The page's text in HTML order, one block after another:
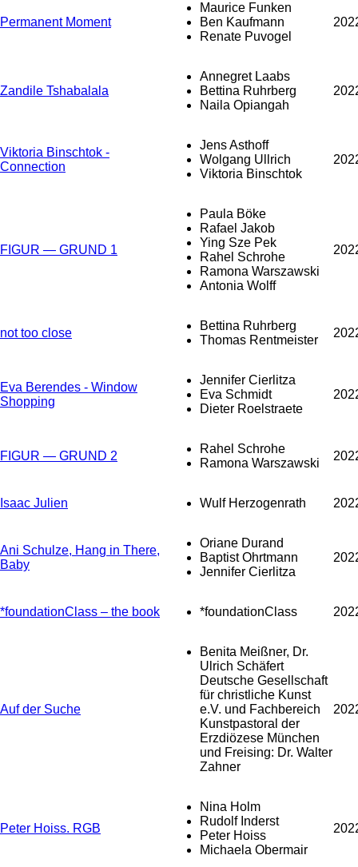
Permanent Moment
Maurice Funken
Ben Kaufmann
Renate Puvogel
Zandile Tshabalala
Annegret Laabs
Bettina Ruhrberg
Naila Opiangah
Viktoria Binschtok -
Connection
Jens Asthoff
Wolgang Ullrich
Viktoria Binschtok
FIGUR — GRUND 1
Paula Böke
Rafael Jakob
Ying Sze Pek
Rahel Schrohe
Ramona Warszawski
Antonia Wolff
not too close
Bettina Ruhrberg
Thomas Rentmeister
Eva Berendes - Window
Shopping
Jennifer Cierlitza
Eva Schmidt
Dieter Roelstraete
FIGUR — GRUND 2
Rahel Schrohe
Ramona Warszawski
Isaac Julien Wulf Herzogenrath
Ani Schulze, Hang in There,
Baby
Oriane Durand
Baptist Ohrtmann
Jennifer Cierlitza
*foundationClass – the book *foundationClass
Auf der Suche
Benita Meißner, Dr.
Ulrich Schäfert
Deutsche Gesellschaft
für christliche Kunst
e.V. und Fachbereich
Kunstpastoral der
Erzdiözese München
und Freising: Dr. Walter
Zahner
Peter Hoiss. RGB
Nina Holm
Rudolf Inderst
Peter Hoiss
Michaela Obermair